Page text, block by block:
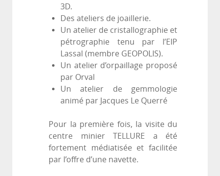
3D.
Des ateliers de joaillerie.
Un atelier de cristallographie et
pétrographie tenu par l’EIP
Lassal (membre GEOPOLIS).
Un atelier d’orpaillage proposé
par Orval
Un atelier de gemmologie
animé par Jacques Le Querré
Pour la première fois, la visite du
centre minier TELLURE a été
fortement médiatisée et facilitée
par l’offre d’une navette.